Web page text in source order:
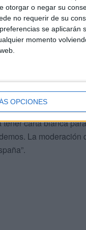
otorgar o negar su
no requerir de su
se aplicarán
momento
OPCIONES
Sánchez es
a Podemos, ese
en la última
la Constitución o
en
se cierren las urnas
carta blanca
La moderación